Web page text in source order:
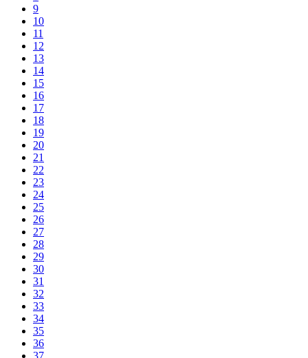
9
10
11
12
13
14
15
16
17
18
19
20
21
22
23
24
25
26
27
28
29
30
31
32
33
34
35
36
37